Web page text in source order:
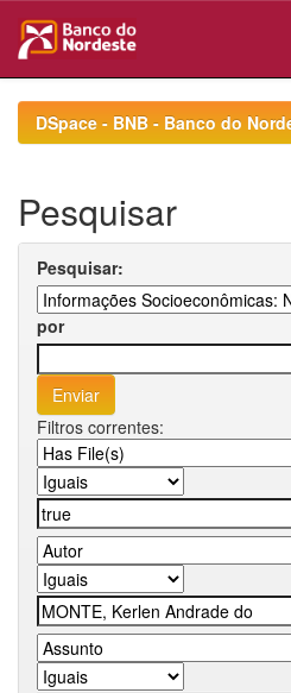
navigationDSpace - BNB - Banco do
Pesquisar
Pesquisar:
por
Filtros correntes: